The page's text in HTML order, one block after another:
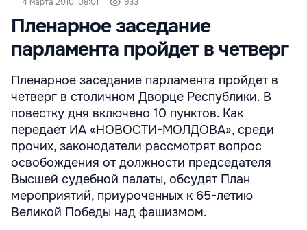
Пленарное заседание
парламента пройдет в четверг
Пленарное заседание парламента пройдет в
четверг в столичном Дворце Республики. В
повестку дня включено 10 пунктов. Как
передает ИА «НОВОСТИ-МОЛДОВА», среди
прочих, законодатели рассмотрят вопрос
освобождения от должности председателя
Высшей судебной палаты, обсудят План
мероприятий, приуроченных к 65-летию
Великой Победы над фашизмом.